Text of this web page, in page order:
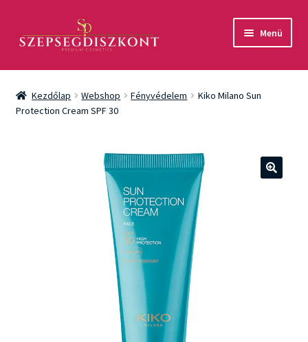
aa
Menü
Akció
Csomagok
Kezdőlap Webshop Fényvédelem
Kiko Milano Sun
Protection Cream SPF 30